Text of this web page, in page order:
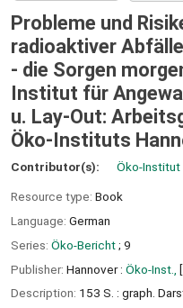
Probleme und
radioaktiver
- die Sorgen
Institut für
u. Lay-Out:
Öko-Instituts
Contributor(s): Öko-Institut
Resource type: Book
Language: German
Series: Öko-Bericht; 9
Publisher: Hannover : Öko-Inst.,
Description: 153 S. : graph.